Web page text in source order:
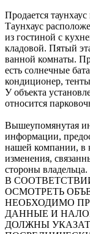
Продается
Таyнхаус
из гостиной с
кладовой. Пятый
ванной комнаты.
есть солнечные
кондиционер,
У объекта
относится
Вышеупомянутая
информации,
нашей компании, в
изменения,
стороны владельца.
В
ОСМОТРЕТЬ
НЕОБХОДИМО
ДАННЫЕ И
ДОЛЖНЫ